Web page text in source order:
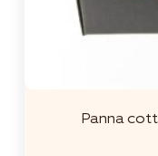
Panna